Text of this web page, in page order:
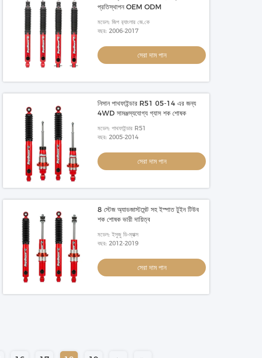
প্রতিস্থাপন OEM ODM
মডেল: জিপ র‍্যাংলার জে.কে
বছর: 2006-2017
সেরা দাম পান
নিসান পাথফাইন্ডার R51 05-14 এর জন্য
4WD সামঞ্জস্যযোগ্য গ্যাস শক শোষক
মডেল: পাথফাইন্ডার R51
বছর: 2005-2014
সেরা দাম পান
8 স্টেজ অ্যাডজাস্টমেন্ট সহ ইস্পাত টুইন টিউব
শক শোষক ভারী দায়িত্ব
মডেল: ইসুজু ডি-ম্যাক্স
বছর: 2012-2019
সেরা দাম পান